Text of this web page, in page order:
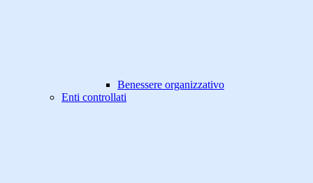
Benessere organizzativo
Enti controllati